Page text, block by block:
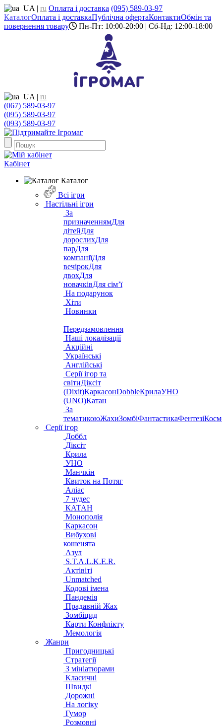
UA | ru Оплата і доставка (095) 589-03-97
КаталогОплата і доставкаПублічна офертаКонтактиОбмін та
повернення товару
Пн-Пт: 10:00-20:00 | Сб-Нд: 12:00-18:00
UA | ru
(067) 589-03-97
(095) 589-03-97
(093) 589-03-97
Кабінет
Каталог
Всі ігри
Настільні ігри
За
призначеннямДля
дітейДля
дорослихДля
парДля
компаніїДля
вечірокДля
двохДля
новачківДля сім’ї
На подарунок
Хіти
Новинки
Передзамовлення
Наші локалізації
Акційні
Українські
Англійські
Серії ігор та
світиДіксіт
(Dixit)КаркасонDobbleКрилаУНО
(UNO)Катан
За
тематикоюЖахиЗомбіФантастикаФентезі
Серії ігор
Доббл
Діксіт
Крила
УНО
Манчкін
Квиток на Потяг
Аліас
7 чудес
КАТАН
Монополія
Каркасон
Вибухові
кошенята
Азул
S.T.A.L.K.E.R.
Актівіті
Unmatched
Кодові імена
Пандемія
Прадавній Жах
Зомбіцид
Карти Конфлікту
Мемологія
Жанри
Пригодницькі
Стратегії
З мініатюрами
Класичні
Швидкі
Дорожні
На логіку
Гумор
Розмовні